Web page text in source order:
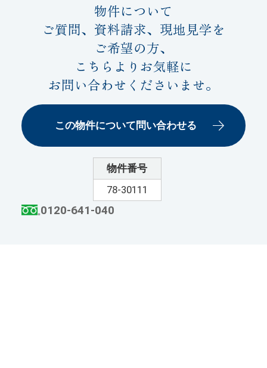
物件について
ご質問、資料請求、現地見学を
ご希望の方、
こちらよりお気軽に
お問い合わせくださいませ。
この物件について問い合わせる
物件番号
78-30111
0120-641-040